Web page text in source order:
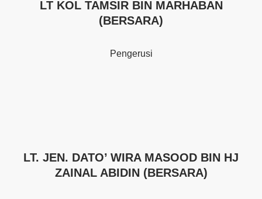
LT KOL TAMSIR BIN MARHABAN
(BERSARA)
Pengerusi
LT. JEN. DATO’ WIRA MASOOD BIN HJ
ZAINAL ABIDIN (BERSARA)